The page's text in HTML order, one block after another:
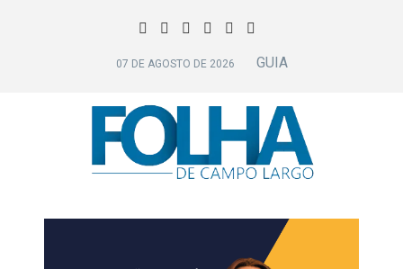
07 DE AGOSTO DE 2026 GUIA